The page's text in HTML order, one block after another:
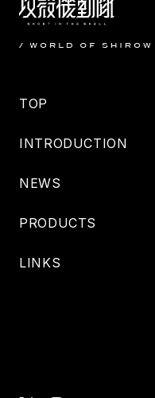
TOP
INTRODUCTION
NEWS
PRODUCTS
LINKS